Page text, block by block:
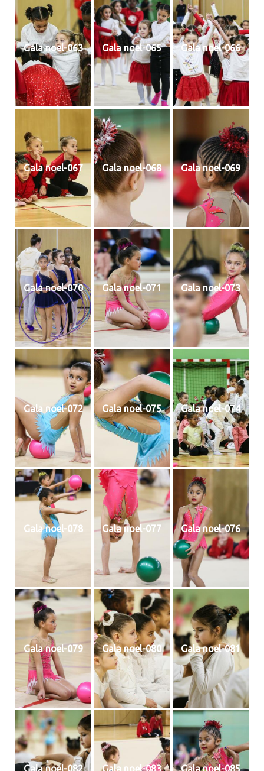
Gala noel-063 Gala noel-065 Gala noel-066
Gala noel-067 Gala noel-068 Gala noel-069
Gala noel-070 Gala noel-071 Gala noel-073
Gala noel-072 Gala noel-075 Gala noel-074
Gala noel-078 Gala noel-077 Gala noel-076
Gala noel-079 Gala noel-080 Gala noel-081
Gala noel-082 Gala noel-083 Gala noel-085